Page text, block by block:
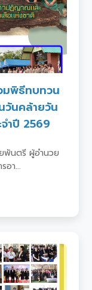
มพิธีทบทวน
วันคล้ายวัน
ำปี 2569
พันตรี ผู้อำนวย
อา...